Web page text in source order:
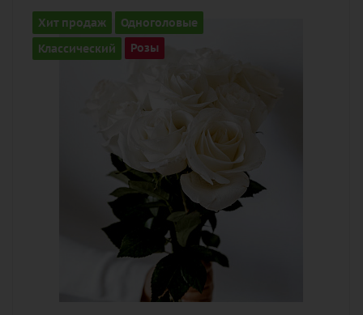
Хит продаж
Одноголовые
Классический
Розы
Количество
9